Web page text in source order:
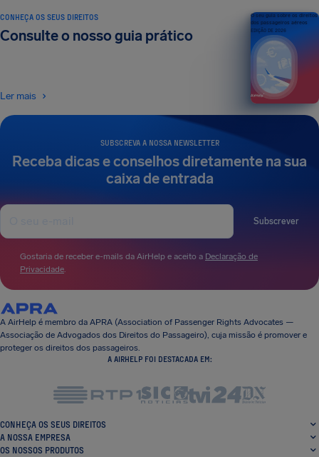
SUBSCREVA A NOSSA NEWSLETTER
Receba dicas e conselhos diretamente na sua
caixa de entrada
Subscrever
Gostaria de receber e-mails da AirHelp e aceito a Declaração de
Privacidade.
CONHEÇA OS SEUS DIREITOS
Consulte o nosso guia prático
Ler mais
O seu guia sobre os direitos
dos passageiros aéreos
EDIÇÃO DE 2026
A AirHelp é membro da APRA (Association of Passenger Rights Advocates —
Associação de Advogados dos Direitos do Passageiro), cuja missão é promover e
proteger os direitos dos passageiros.
A AIRHELP FOI DESTACADA EM:
CONHEÇA OS SEUS DIREITOS
A NOSSA EMPRESA
OS NOSSOS PRODUTOS